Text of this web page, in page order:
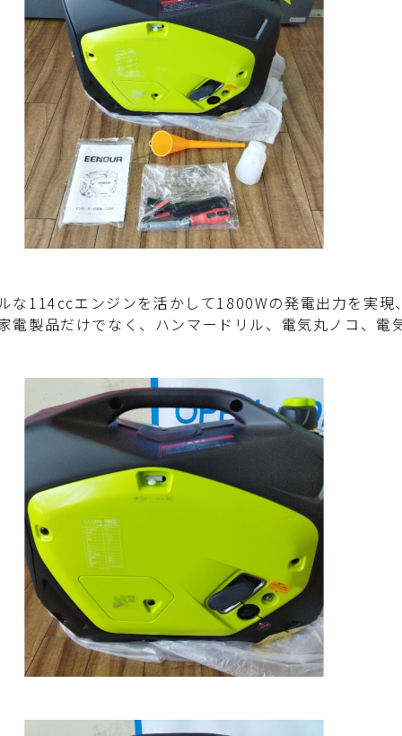
な114ccエンジンを活かして1800Wの発電出力を実
電製品だけでなく、ハンマードリル、電気丸ノコ、